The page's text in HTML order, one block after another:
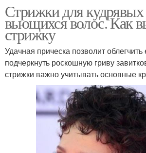
Стрижки для
вьющихся волос. Как
стрижку
Удачная прическа позволит
подчеркнуть роскошную гриву
стрижки важно учитывать основные